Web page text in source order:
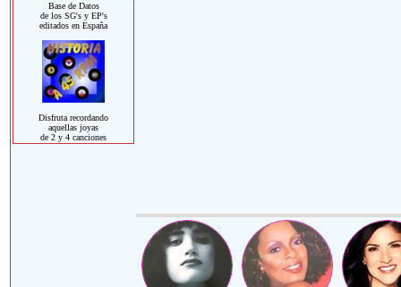
Base de Datos
de los SG's y EP's
editados en España
Disfruta recordando
aquellas joyas
de 2 y 4 canciones